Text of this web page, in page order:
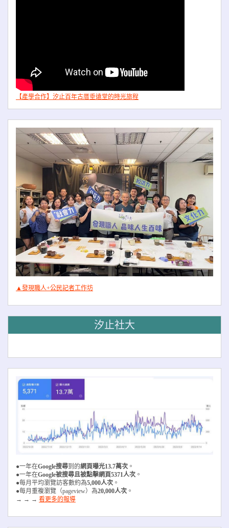
【產學合作】汐止百年古厝垂遠堂的時光旅程
▲發現職人+公民記者工作坊
汐止社大
●一年在Google搜尋到的網頁曝光13.7萬次 。
●一年在Google被搜尋且被點擊網頁5371人次 。
●每月平均瀏覽訪客數約為5,000人次 。
●每月重複瀏覽（pageview）為20,000人次 。
→ → → 看更多的報導